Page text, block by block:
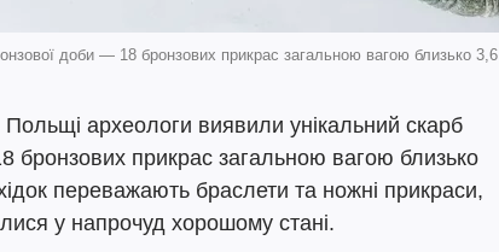
доби — 18 бронзових прикрас загальною вагою близько 3,6
археологи виявили унікальний скарб
бронзових прикрас загальною вагою близько
переважають браслети та ножні прикраси,
у напрочуд хорошому стані.